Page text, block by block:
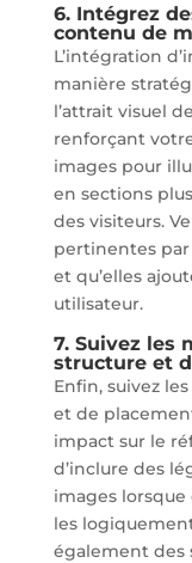
6. Intégrez
contenu de
L’intégration
manière
l’attrait visuel
renforçant
images pour
en sections
des visiteurs.
pertinentes
et qu’elles
utilisateur.
7. Suivez les
structure et
Enfin, suivez
et de
impact sur le
d’inclure des
images
les
également des